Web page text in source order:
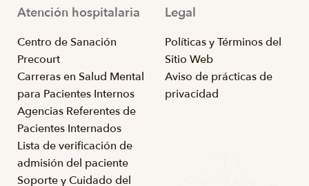
Atención hospitalaria
Centro de Sanación
Precourt
Carreras en Salud Mental
para Pacientes Internos
Agencias Referentes de
Pacientes Internados
Lista de verificación de
admisión del paciente
Soporte y Cuidado del
Legal
Políticas y Términos del
Sitio Web
Aviso de prácticas de
privacidad